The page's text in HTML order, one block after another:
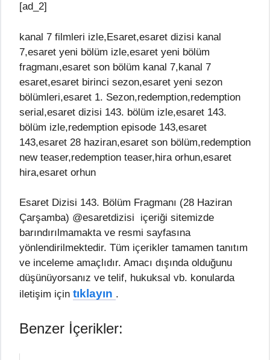
[ad_2]
kanal 7 filmleri izle,Esaret,esaret dizisi kanal
7,esaret yeni bölüm izle,esaret yeni bölüm
fragmanı,esaret son bölüm kanal 7,kanal 7
esaret,esaret birinci sezon,esaret yeni sezon
bölümleri,esaret 1. Sezon,redemption,redemption
serial,esaret dizisi 143. bölüm izle,esaret 143.
bölüm izle,redemption episode 143,esaret
143,esaret 28 haziran,esaret son bölüm,redemption
new teaser,redemption teaser,hira orhun,esaret
hira,esaret orhun
Esaret Dizisi 143. Bölüm Fragmanı (28 Haziran
Çarşamba) @esaretdizisi ​ içeriği sitemizde
barındırılmamakta ve resmi sayfasına
yönlendirilmektedir. Tüm içerikler tamamen tanıtım
ve inceleme amaçlıdır. Amacı dışında olduğunu
düşünüyorsanız ve telif, hukuksal vb. konularda
iletişim için tıklayın .
Benzer İçerikler: